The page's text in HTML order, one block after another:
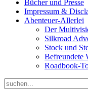
Bücher und Presse
Impressum &
Abenteuer-Allerlei
Der
Silkroad
Stock und
Befreundete
Roadbook-